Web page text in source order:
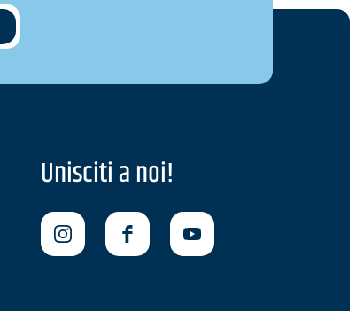
Unisciti a noi!